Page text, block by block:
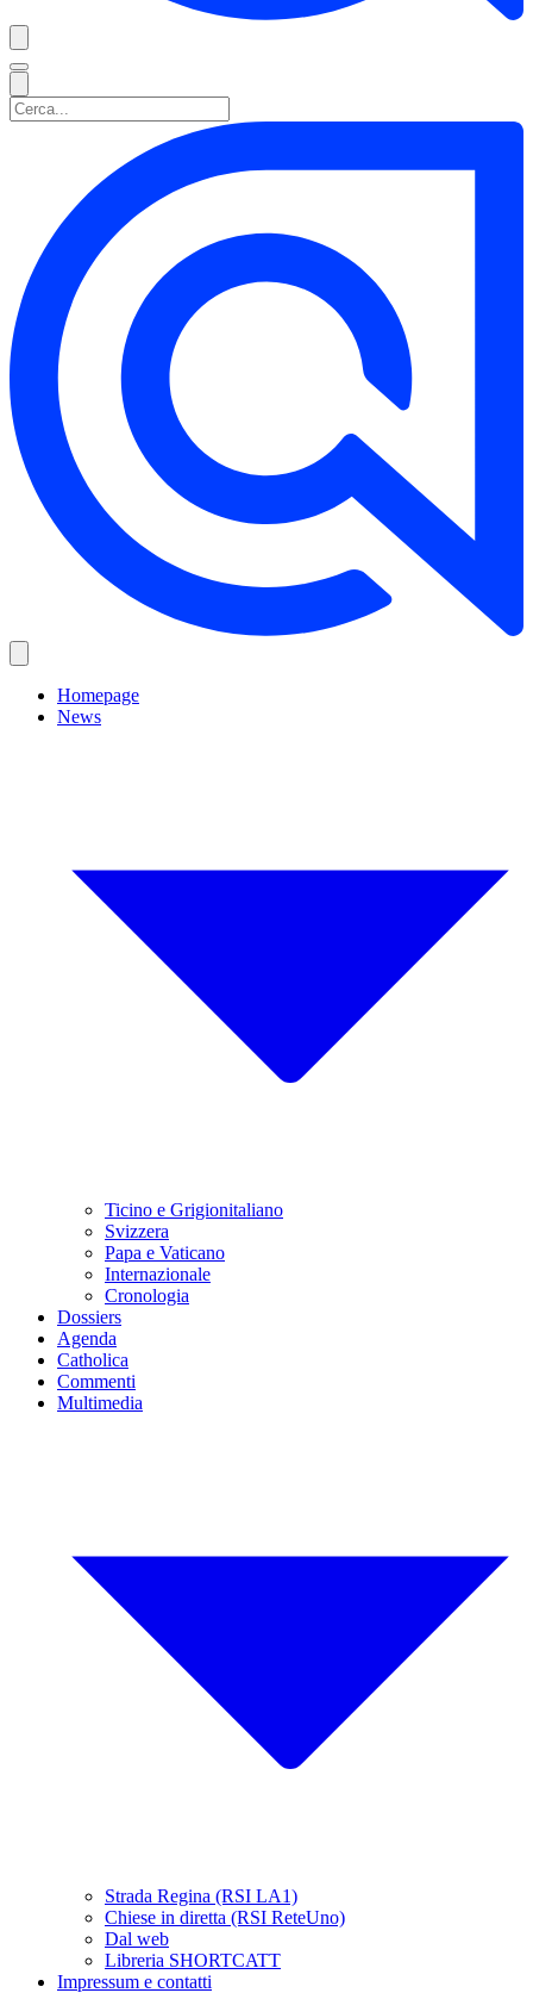
Homepage
News
Ticino e Grigionitaliano
Svizzera
Papa e Vaticano
Internazionale
Cronologia
Dossiers
Agenda
Catholica
Commenti
Multimedia
Strada Regina (RSI LA1)
Chiese in diretta (RSI ReteUno)
Dal web
Libreria SHORTCATT
Impressum e contatti